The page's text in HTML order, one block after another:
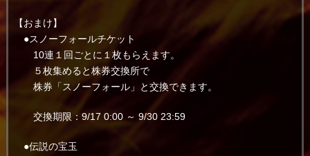
【おまけ】
●スノーフォールチケット
10連１回ごとに１枚もらえます。
５枚集めると株券交換所で
株券「スノーフォール」と交換できます。
交換期限：9/17 0:00 ～ 9/30 23:59
●伝説の宝玉